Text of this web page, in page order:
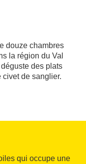
douze chambres
la région du Val
des plats
de sanglier.
qui occupe une